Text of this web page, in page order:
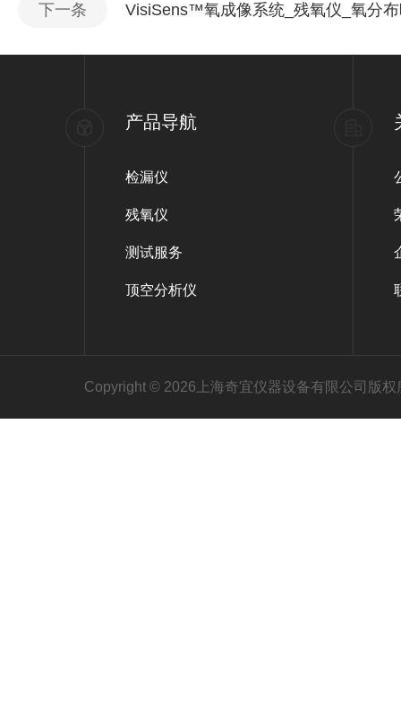
下一条 VisiSens™氧成像系统_残氧仪_氧分
产品导航
检漏仪
残氧仪
测试服务
顶空分析仪
Copyright © 2026上海奇宜仪器设备有限公司版